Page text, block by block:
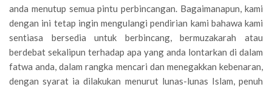
anda menutup semua pintu perbincangan. Bagaimanapun, kami
dengan ini tetap ingin mengulangi pendirian kami bahawa kami
sentiasa bersedia untuk berbincang, bermuzakarah atau
berdebat sekalipun terhadap apa yang anda lontarkan di dalam
fatwa anda, dalam rangka mencari dan menegakkan kebenaran,
dengan syarat ia dilakukan menurut lunas-lunas Islam, penuh